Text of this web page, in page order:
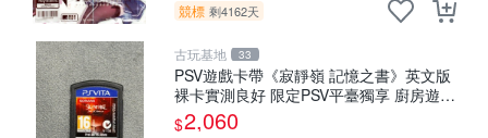
競標 剩4162天
古玩基地 33
PSV遊戲卡帶《寂靜嶺 記憶之書》英文版
裸卡實測良好 限定PSV平臺獨享 廚房遊戲
獲得熱銷推薦 寂靜嶺 電玩遊戲 PSV卡帶
$2,060